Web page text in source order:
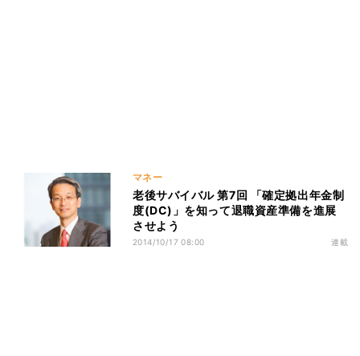
マネー
老後サバイバル 第7回 「確定拠出年金制
度(DC)」を知って退職資産準備を進展
させよう
2014/10/17 08:00 連載